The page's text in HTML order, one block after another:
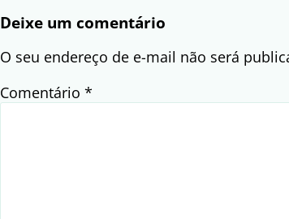
Deixe um comentário
O seu endereço de e-mail não será
Comentário *